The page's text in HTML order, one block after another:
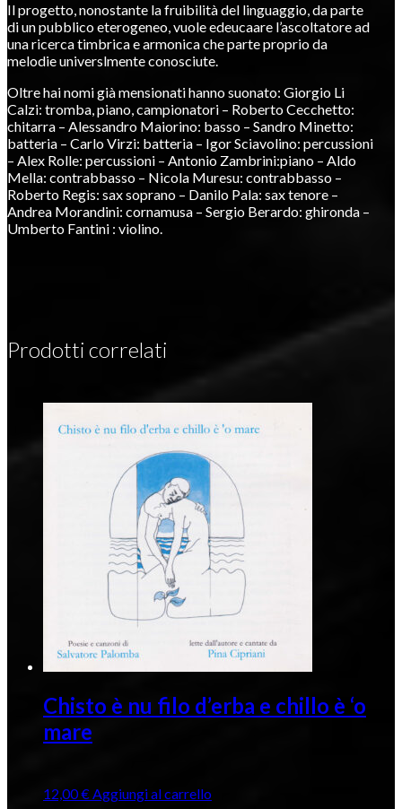
Il progetto, nonostante la fruibilità del linguaggio, da parte
di un pubblico eterogeneo, vuole edeucaare l’ascoltatore ad
una ricerca timbrica e armonica che parte proprio da
melodie universlmente conosciute.
Oltre hai nomi già mensionati hanno suonato: Giorgio Li
Calzi: tromba, piano, campionatori – Roberto Cecchetto:
chitarra – Alessandro Maiorino: basso – Sandro Minetto:
batteria – Carlo Virzi: batteria – Igor Sciavolino: percussioni
– Alex Rolle: percussioni – Antonio Zambrini:piano – Aldo
Mella: contrabbasso – Nicola Muresu: contrabbasso –
Roberto Regis: sax soprano – Danilo Pala: sax tenore –
Andrea Morandini: cornamusa – Sergio Berardo: ghironda –
Umberto Fantini : violino.
Prodotti correlati
Chisto è nu filo d’erba e chillo è ‘o
mare
12,00€ Aggiungi al carrello